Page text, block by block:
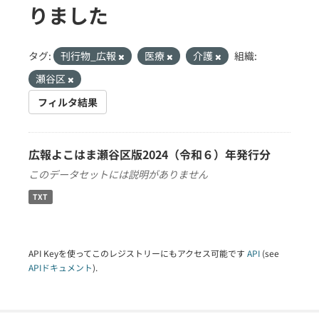
りました
タグ: 刊行物_広報 医療 介護
組織:
瀬谷区
フィルタ結果
広報よこはま瀬谷区版2024（令和６）年発行分
このデータセットには説明がありません
TXT
API Keyを使ってこのレジストリーにもアクセス可能です API (see
APIドキュメント).